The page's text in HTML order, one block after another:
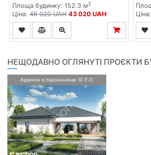
Площа будинку: 152.3 м2
Ціна: 46 020 UAH 43 020 UAH
НЕЩОДАВНО ОГЛЯНУТІ ПРОЄКТИ
Будинок в підсніжниках 10 (Г2)